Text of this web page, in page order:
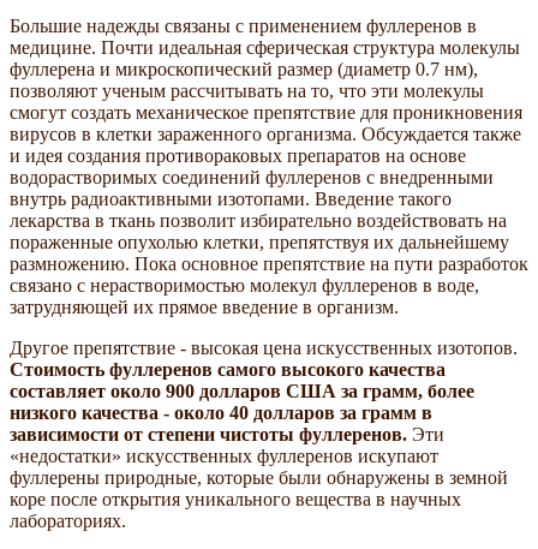
Большие надежды связаны с применением фуллеренов в
медицине. Почти идеальная сферическая структура молекулы
фуллерена и микроскопический размер (диаметр 0.7 нм),
позволяют ученым рассчитывать на то, что эти молекулы
смогут создать механическое препятствие для проникновения
вирусов в клетки зараженного организма. Обсуждается также
и идея создания противораковых препаратов на основе
водорастворимых соединений фуллеренов с внедренными
внутрь радиоактивными изотопами. Введение такого
лекарства в ткань позволит избирательно воздействовать на
пораженные опухолью клетки, препятствуя их дальнейшему
размножению. Пока основное препятствие на пути разработок
связано с нерастворимостью молекул фуллеренов в воде,
затрудняющей их прямое введение в организм.
Другое препятствие - высокая цена искусственных изотопов.
Стоимость фуллеренов самого высокого качества
составляет около 900 долларов США за грамм, более
низкого качества - около 40 долларов за грамм в
зависимости от степени чистоты фуллеренов. Эти
«недостатки» искусственных фуллеренов искупают
фуллерены природные, которые были обнаружены в земной
коре после открытия уникального вещества в научных
лабораториях.